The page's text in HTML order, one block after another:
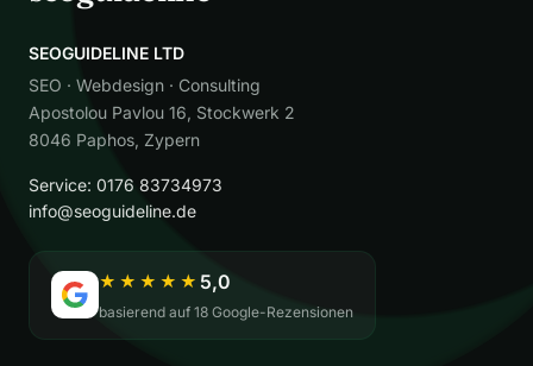
SEOGUIDELINE LTD
SEO · Webdesign · Consulting
Apostolou Pavlou 16, Stockwerk 2
8046 Paphos, Zypern
Service: 0176 83734973
info@seoguideline.de
★★★★★ 5,0
basierend auf 18 Google-Rezensionen